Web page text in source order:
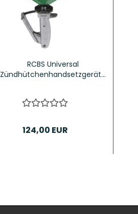
RCBS Universal
Zündhütchenhandsetzgerät...
124,00 EUR